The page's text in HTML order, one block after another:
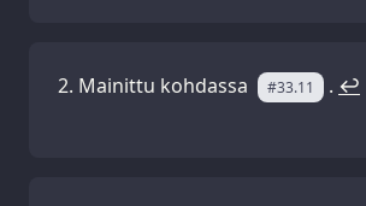
Mainittu kohdassa #33.11 . ↩